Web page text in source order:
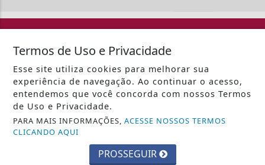
::: Web Nova Rádio :::
INÍCIO | SOBRE | PAINEL DO LEITOR |
TERMOS DE USO E PRIVACIDADE
Termos de Uso e Privacidade
Esse site utiliza cookies para melhorar sua
experiência de navegação. Ao continuar o acesso,
entendemos que você concorda com nossos Termos
de Uso e Privacidade.
PARA MAIS INFORMAÇÕES,ACESSE NOSSOS TERMOS
CLICANDO AQUI
PROSSEGUIR